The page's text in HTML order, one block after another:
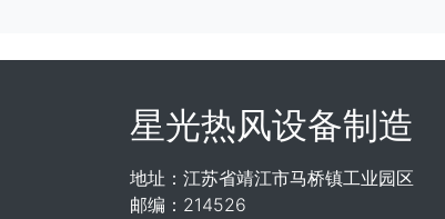
星光热风设备制造
地址：江苏省靖江市马桥镇工业园区
邮编：214526